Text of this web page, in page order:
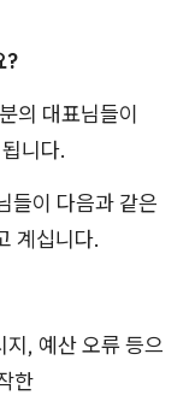
?
의 대표님들이
니다.
들이 다음과 같은
계십니다.
, 예산 오류 등으
한